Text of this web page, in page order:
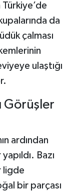
da
çalması
ulaştığı
Görüşler
ardından
Bazı
ligde
bir parçası